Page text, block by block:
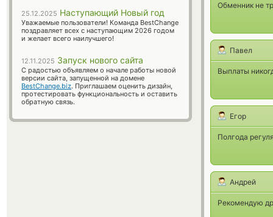
Обменник не
Павел
Выплаты
Егор
Полгода
Андрей
Рекомендую
25.12.2025 Наступающий Новый год
Уважаемые пользователи! Команда BestChange
поздравляет всех с наступающим 2026 годом
и желает всего наилучшего!
12.11.2025 Запуск нового сайта
С радостью объявляем о начале работы новой
версии сайта, запущенной на домене
BestChange.biz. Приглашаем оценить дизайн,
протестировать функциональность и оставить
обратную связь.